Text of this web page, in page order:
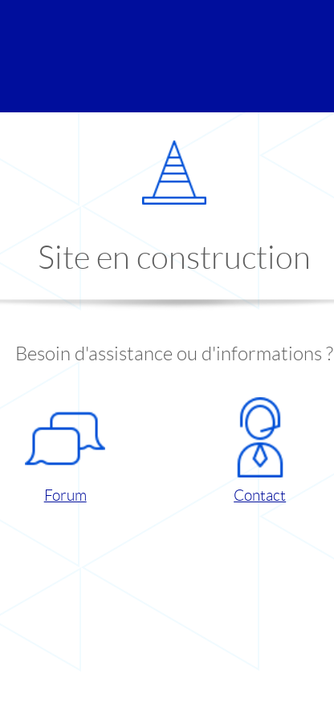
Site en construction
Besoin d'assistance ou d'informations ?
Forum Contact